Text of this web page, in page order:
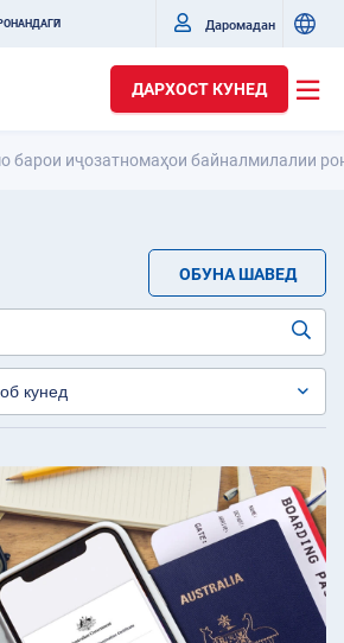
Даромадан
ДАРХОСТ КУНЕД
барои иҷозатномаҳои байналмилалии
ОБУНА ШАВЕД